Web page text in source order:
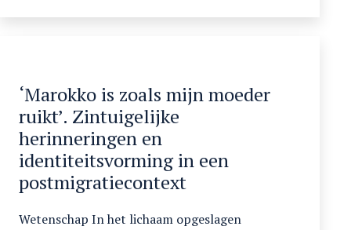
Jemen
onoplosbaar
probleem
‘Marokko is zoals mijn moeder
ruikt’. Zintuigelijke
herinneringen en
identiteitsvorming in een
postmigratiecontext
Wetenschap In het lichaam opgeslagen